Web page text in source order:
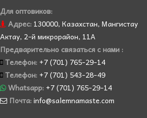
Для оптовиков:
Адрес: 130000, Казахстан, Мангистау
Актау, 2-й микрорайон, 11А
Предварительно связаться с нами :
Телефон: +7 (701) 765-29-14
Телефон: +7 (701) 543-28-49
Whatsapp: +7 (701) 765-29-14
Почта:info@salemnamaste.com